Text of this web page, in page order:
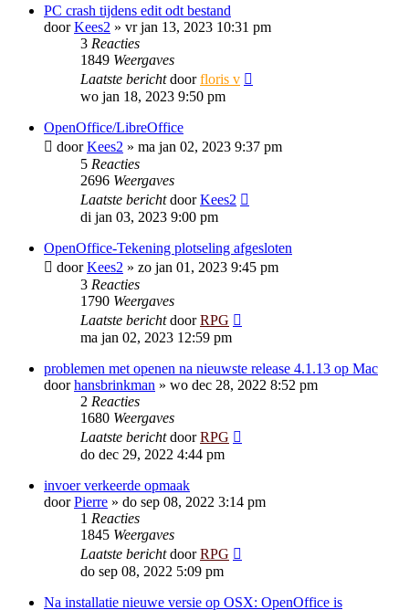
PC crash tijdens edit odt bestand
doorKees2 » vr jan 13, 2023 10:31 pm
3 Reacties
1849 Weergaves
Laatste berichtdoorfloris v
wo jan 18, 2023 9:50 pm
OpenOffice/LibreOffice
doorKees2 » ma jan 02, 2023 9:37 pm
5 Reacties
2696 Weergaves
Laatste berichtdoorKees2
di jan 03, 2023 9:00 pm
OpenOffice-Tekening plotseling afgesloten
doorKees2 » zo jan 01, 2023 9:45 pm
3 Reacties
1790 Weergaves
Laatste berichtdoorRPG
ma jan 02, 2023 12:59 pm
problemen met openen na nieuwste release 4.1.13 op Mac
doorhansbrinkman » wo dec 28, 2022 8:52 pm
2 Reacties
1680 Weergaves
Laatste berichtdoorRPG
do dec 29, 2022 4:44 pm
invoer verkeerde opmaak
doorPierre » do sep 08, 2022 3:14 pm
1 Reacties
1845 Weergaves
Laatste berichtdoorRPG
do sep 08, 2022 5:09 pm
Na installatie nieuwe versie op OSX: OpenOffice is